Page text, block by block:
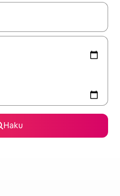
navigoi ylös- ja alas-
Haku